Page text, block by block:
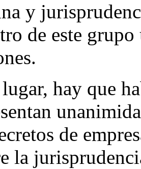
y
de este
hay que
de
la